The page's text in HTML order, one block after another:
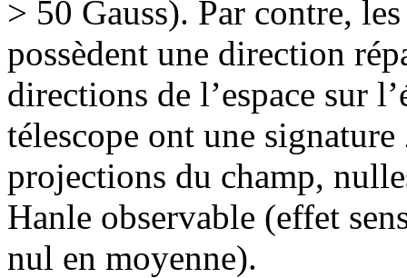
> 50 Gauss). Par contre,
possèdent une direction
directions de l’espace sur
télescope ont une
projections du champ,
Hanle observable (effet
nul en moyenne).